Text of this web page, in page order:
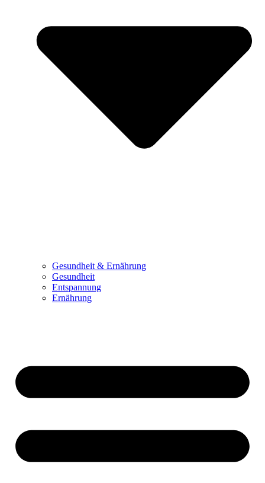
Gesundheit & Ernährung
Gesundheit
Entspannung
Ernährung